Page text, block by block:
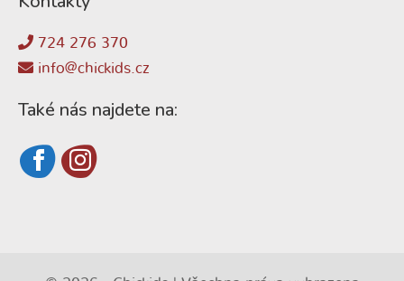
724 276 370
info@chickids.cz
Také nás najdete na: